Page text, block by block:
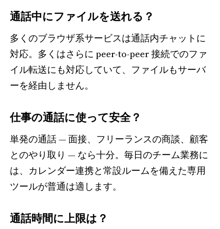
通話中にファイルを送れる？
多くのブラウザ系サービスは通話内チャットに
対応。多くはさらに peer-to-peer 接続でのファ
イル転送にも対応していて、ファイルもサーバ
ーを経由しません。
仕事の通話に使って安全？
単発の通話 — 面接、フリーランスの商談、顧客
とのやり取り — なら十分。毎日のチーム業務に
は、カレンダー連携と常設ルームを備えた専用
ツールが普通は適します。
通話時間に上限は？